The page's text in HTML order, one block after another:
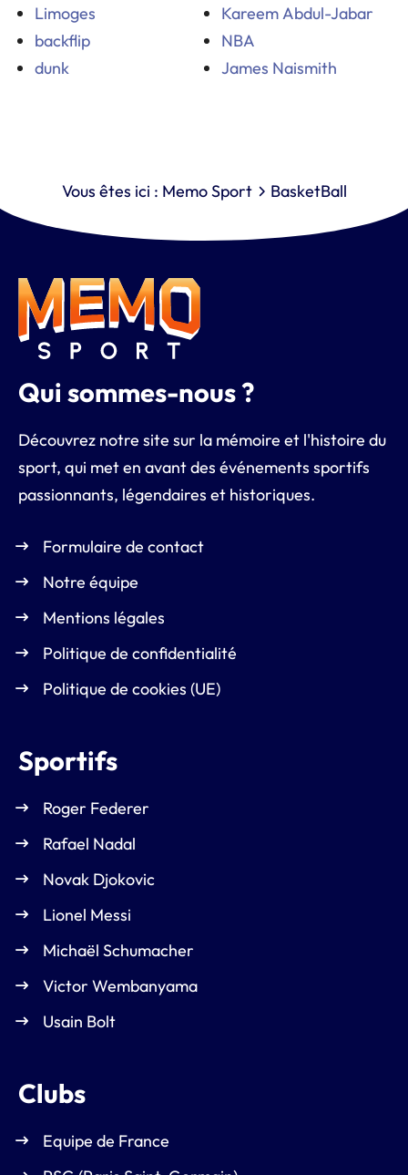
Limoges
backflip
dunk
Kareem Abdul-Jabar
NBA
James Naismith
Vous êtes ici : Memo Sport BasketBall
Qui sommes-nous ?
Découvrez notre site sur la mémoire et l'histoire du
sport, qui met en avant des événements sportifs
passionnants, légendaires et historiques.
Formulaire de contact
Notre équipe
Mentions légales
Politique de confidentialité
Politique de cookies (UE)
Sportifs
Roger Federer
Rafael Nadal
Novak Djokovic
Lionel Messi
Michaël Schumacher
Victor Wembanyama
Usain Bolt
Clubs
Equipe de France